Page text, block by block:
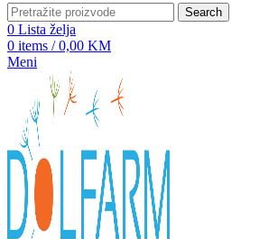
Search
0 Lista želja
0 items / 0,00 KM
Meni